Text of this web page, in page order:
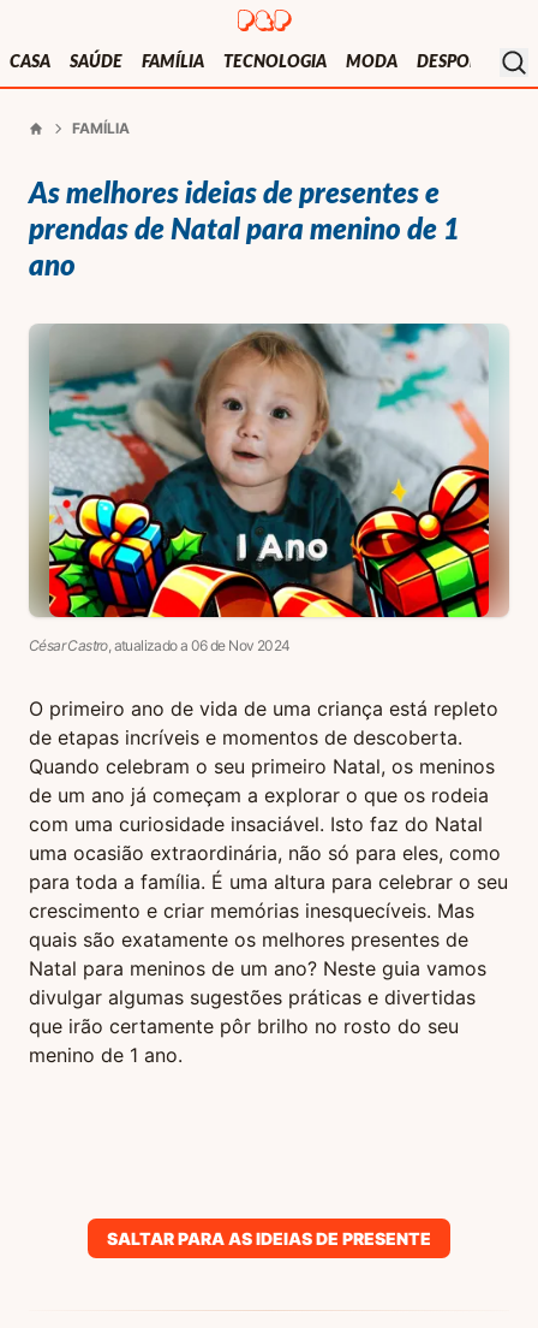
Presentes e Prendas
CASA SAÚDE FAMÍLIA TECNOLOGIA MODA DESPORTO
FAMÍLIA
As melhores ideias de presentes e
prendas de Natal para menino de 1
ano
César Castro, atualizado a 06de Nov 2024
O primeiro ano de vida de uma criança está repleto
de etapas incríveis e momentos de descoberta.
Quando celebram o seu primeiro Natal, os meninos
de um ano já começam a explorar o que os rodeia
com uma curiosidade insaciável. Isto faz do Natal
uma ocasião extraordinária, não só para eles, como
para toda a família. É uma altura para celebrar o seu
crescimento e criar memórias inesquecíveis. Mas
quais são exatamente os melhores presentes de
Natal para meninos de um ano? Neste guia vamos
divulgar algumas sugestões práticas e divertidas
que irão certamente pôr brilho no rosto do seu
menino de 1 ano.
SALTAR PARA AS IDEIAS DE PRESENTE